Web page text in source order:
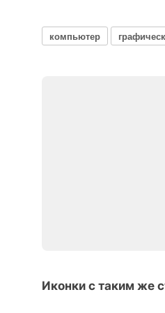
компьютер
Иконки с таким же